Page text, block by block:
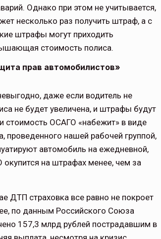
Однако при этом не учитывается,
несколько раз получить штраф, а с
штрафы могут приходить
стоимость полиса.
прав автомобилистов»
даже если водитель не
не будет увеличена, и штрафы будут
стоимость ОСАГО «набежит» в виде
нашей рабочей группой,
автомобиль на ежедневной,
на штрафах менее, чем за
ДТП страховка все равно не покроет
по данным Российского Союза
157,3 млрд рублей пострадавшим в